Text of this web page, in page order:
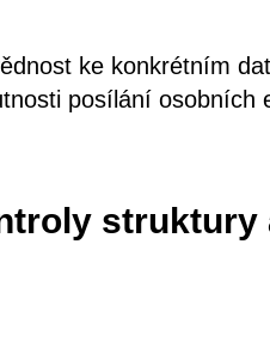
ke konkrétním
posílání osobních
struktury